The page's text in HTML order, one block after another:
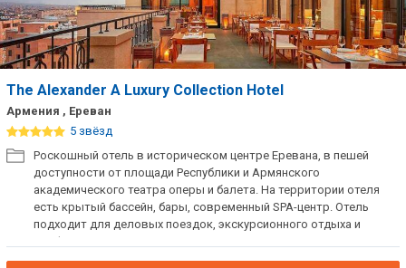
The Alexander A Luxury Collection Hotel
Армения , Ереван
5 звёзд
Роскошный отель в историческом центре Еревана, в пешей
доступности от площади Республики и Армянского
академического театра оперы и балета. На территории отеля
есть крытый бассейн, бары, современный SPA-центр. Отель
подходит для деловых поездок, экскурсионного отдыха и
комфортного проживания в центре города.